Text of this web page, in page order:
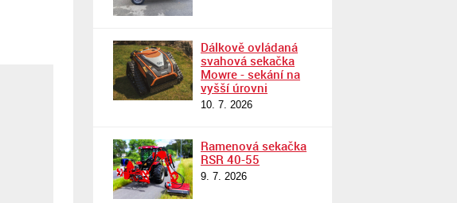
Dálkově ovládaná
svahová sekačka
Mowre - sekání na
vyšší úrovni
10. 7. 2026
Ramenová sekačka
RSR 40-55
9. 7. 2026